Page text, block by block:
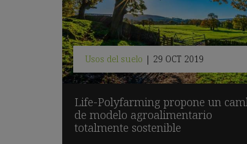
Usos del suelo | 29 OCT 2019
Life-Polyfarming propone un
de modelo agroalimentario
totalmente sostenible